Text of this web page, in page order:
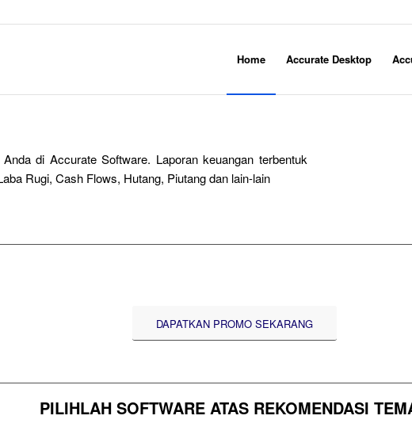
Home Accurate Desktop
di Accurate Software. Laporan keuangan terbentuk
Rugi, Cash Flows, Hutang, Piutang dan lain-lain
DAPATKAN PROMO SEKARANG
PILIHLAH SOFTWARE ATAS REKOMENDASI